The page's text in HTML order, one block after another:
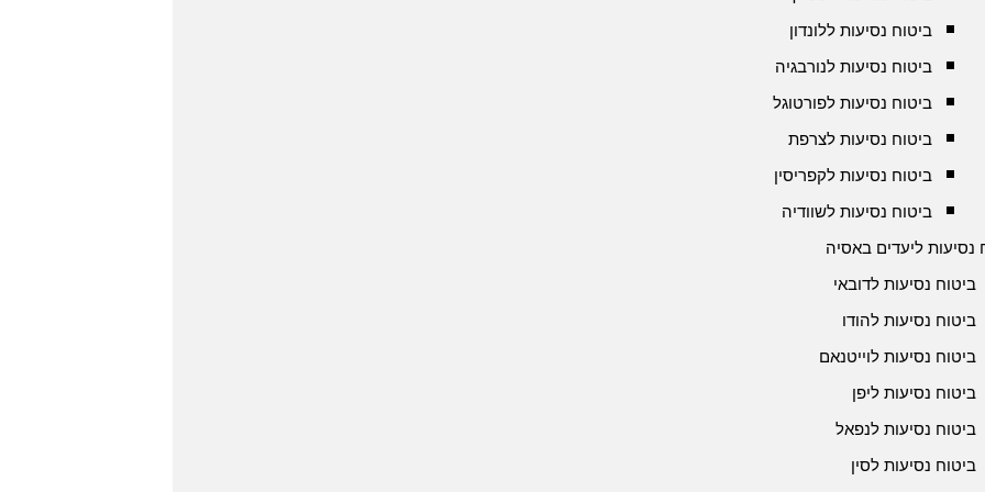
ביטוח נסיעות ללונדון
ביטוח נסיעות לנורבגיה
ביטוח נסיעות לפורטוגל
ביטוח נסיעות לצרפת
ביטוח נסיעות לקפריסין
ביטוח נסיעות לשוודיה
נסיעות ליעדים באסיה
ביטוח נסיעות לדובאי
ביטוח נסיעות להודו
ביטוח נסיעות לוייטנאם
ביטוח נסיעות ליפן
ביטוח נסיעות לנפאל
ביטוח נסיעות לסין